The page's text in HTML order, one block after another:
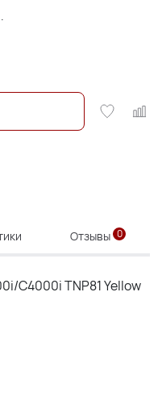
Отзывы 0
C4000i TNP81 Yellow